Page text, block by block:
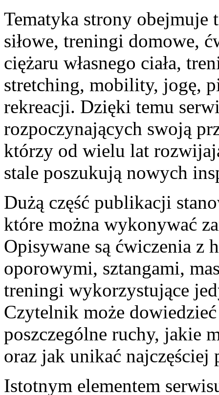
Tematyka strony
siłowe, treningi domowe,
ciężaru własnego ciała,
stretching, mobility, jogę,
rekreacji. Dzięki temu
rozpoczynających swoją
którzy od wielu lat
stale poszukują nowych
Dużą część publikacji
które można wykonywać
Opisywane są ćwiczenia z
oporowymi, sztangami,
treningi wykorzystujące
Czytelnik może
poszczególne ruchy, jakie
oraz jak unikać najczęściej
Istotnym elementem